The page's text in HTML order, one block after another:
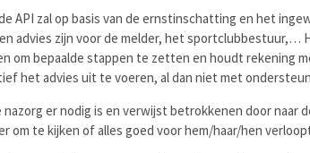
API zal op basis van de ernstinschatting en het
advies zijn voor de melder, het
om bepaalde stappen te zetten en houdt rekening
het advies uit te voeren, al dan niet met
er nodig is en verwijst betrokkenen door naar
om te kijken of alles goed voor hem/haar/hen